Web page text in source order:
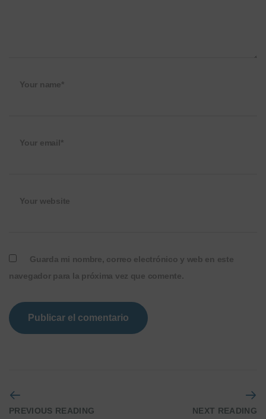
Your name*
Your email*
Your website
Guarda mi nombre, correo electrónico y web en este
navegador para la próxima vez que comente.
PREVIOUS READING NEXT READING